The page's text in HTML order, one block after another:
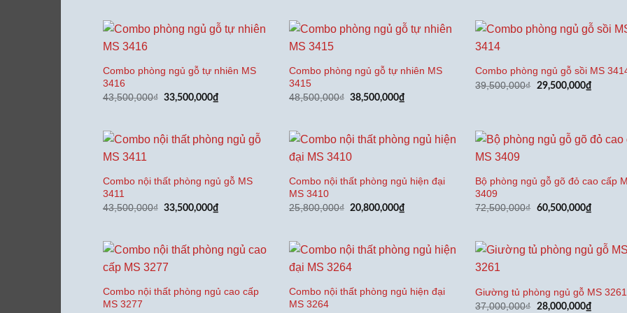
31,500,000₫.
Combo phòng ngủ gỗ tự nhiên MS
3416
43,500,000₫ Giá
33,500,000₫
33,500,000₫.
Combo phòng ngủ gỗ tự nhiên MS
3415
48,500,000₫ Giá
38,500,000₫
38,500,000₫.
Combo phòng ngủ gỗ sồi MS
39,500,000₫
Giá
29,500,000₫Giá
hiện
Combo nội thất phòng ngủ gỗ MS
3411
43,500,000₫ Giá
33,500,000₫
33,500,000₫.
Combo nội thất phòng ngủ hiện đại
MS 3410
25,800,000₫ Giá
20,800,000₫
20,800,000₫.
Bộ phòng ngủ gỗ gõ đỏ cao cấp
3409
72,500,000₫ Giá
60,500,000₫Giá
hiện
Combo nội thất phòng ngủ cao cấp
MS 3277
Combo nội thất phòng ngủ hiện đại
MS 3264
Giường tủ phòng ngủ gỗ MS 3261
37,000,000₫
Giá
28,000,000₫Giá